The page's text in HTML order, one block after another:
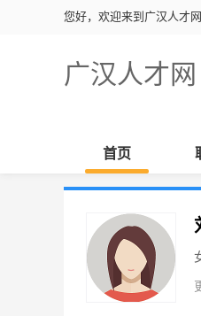
您好，欢迎来到广汉人才网
广汉人才网
首页